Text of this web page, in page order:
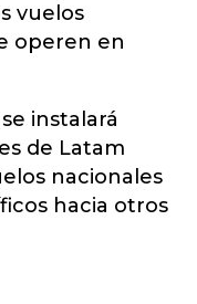
vuelos
operen en
instalará
de Latam
nacionales
hacia otros